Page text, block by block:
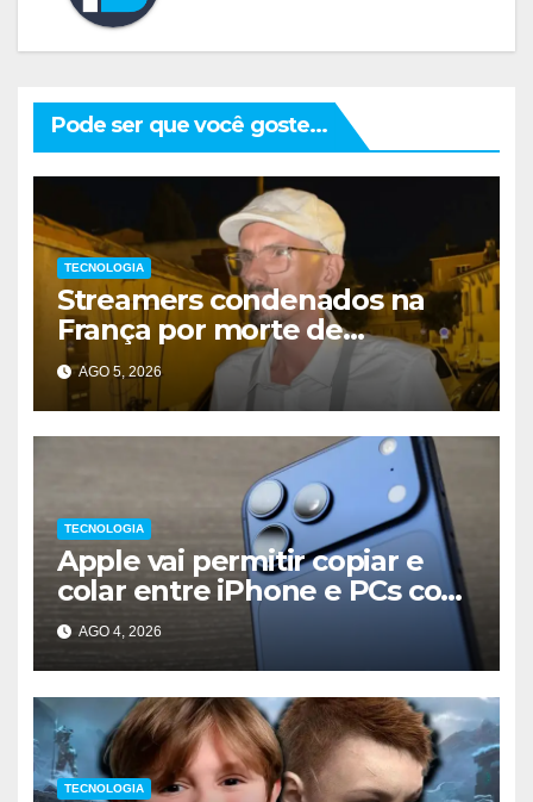
Pode ser que você goste...
TECNOLOGIA
Streamers condenados na
França por morte de
influenciador
AGO 5, 2026
TECNOLOGIA
Apple vai permitir copiar e
colar entre iPhone e PCs com
Windows
AGO 4, 2026
TECNOLOGIA